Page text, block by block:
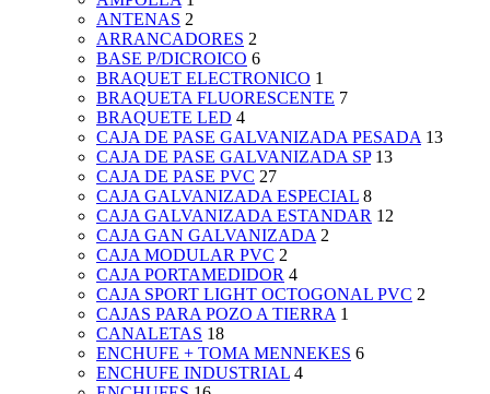
ANTENAS 2
ARRANCADORES 2
BASE P/DICROICO 6
BRAQUET ELECTRONICO 1
BRAQUETA FLUORESCENTE 7
BRAQUETE LED 4
CAJA DE PASE GALVANIZADA PESADA 13
CAJA DE PASE GALVANIZADA SP 13
CAJA DE PASE PVC 27
CAJA GALVANIZADA ESPECIAL 8
CAJA GALVANIZADA ESTANDAR 12
CAJA GAN GALVANIZADA 2
CAJA MODULAR PVC 2
CAJA PORTAMEDIDOR 4
CAJA SPORT LIGHT OCTOGONAL PVC 2
CAJAS PARA POZO A TIERRA 1
CANALETAS 18
ENCHUFE + TOMA MENNEKES 6
ENCHUFE INDUSTRIAL 4